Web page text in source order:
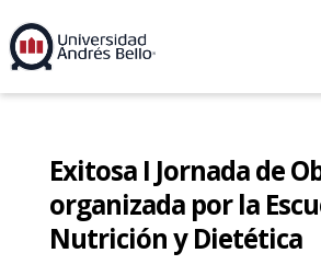
Exitosa I Jornada de
organizada por la
Nutrición y Dietética